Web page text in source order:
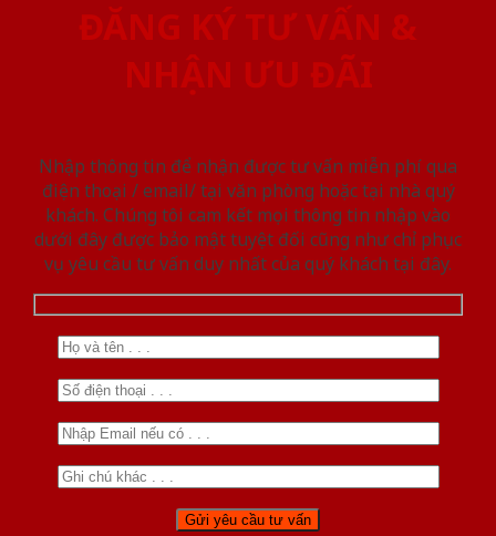
ĐĂNG KÝ TƯ VẤN &
NHẬN ƯU ĐÃI
Nhập thông tin để nhận được tư vấn miễn phí qua
điện thoại / email/ tại văn phòng hoặc tại nhà quý
khách. Chúng tôi cam kết mọi thông tin nhập vào
dưới đây được bảo mật tuyệt đối cũng như chỉ phục
vụ yêu cầu tư vấn duy nhất của quý khách tại đây.